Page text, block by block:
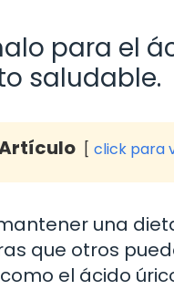
para el
saludable.
click para
una
que otros
el ácido